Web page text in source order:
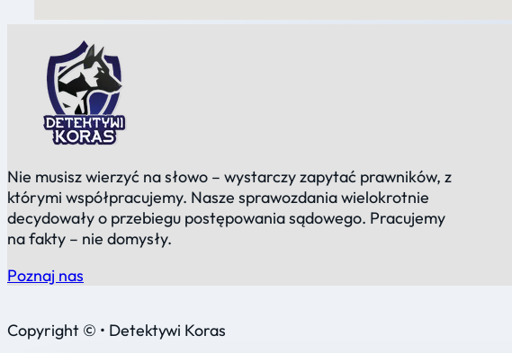
Nie musisz wierzyć na słowo – wystarczy zapytać prawników, z
którymi współpracujemy. Nasze sprawozdania wielokrotnie
decydowały o przebiegu postępowania sądowego. Pracujemy
na fakty – nie domysły.
Poznaj nas
Copyright © • Detektywi Koras